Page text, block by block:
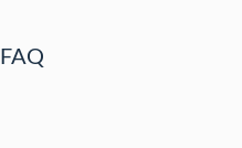
FAQ